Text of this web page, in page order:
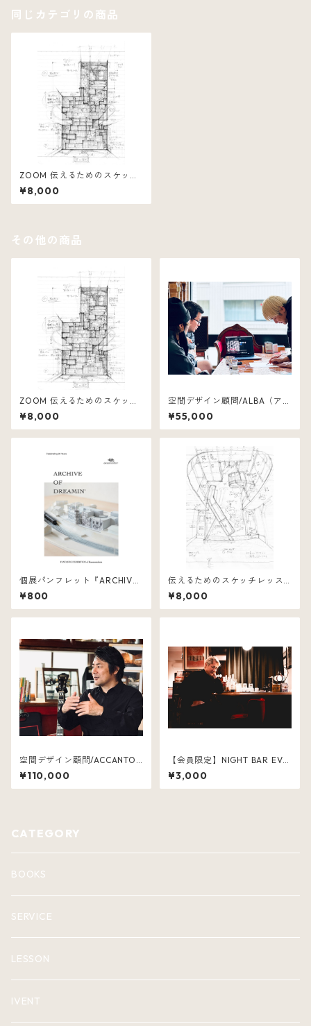
同じカテゴリの商品
ZOOM 伝えるためのスケッチ
レッスン
¥8,000
その他の商品
ZOOM 伝えるためのスケッチ
レッスン
¥8,000
空間デザイン顧問/ALBA（アル
バ）
¥55,000
個展パンフレット『ARCHIVE
OF DREAMIN’』
¥800
伝えるためのスケッチレッス
ン
¥8,000
空間デザイン顧問/ACCANTO
（アッカント）
¥110,000
【会員限定】NIGHT BAR EVE
NT「夜の枕」
¥3,000
CATEGORY
BOOKS
SERVICE
LESSON
IVENT